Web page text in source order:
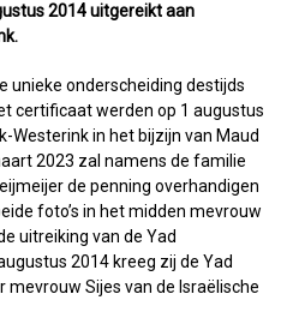
2014 uitgereikt aan
unieke onderscheiding destijds
certificaat werden op 1 augustus
Westerink in het bijzijn van Maud
2023 zal namens de familie
de penning overhandigen
foto’s in het midden mevrouw
uitreiking van de Yad
2014 kreeg zij de Yad
Sijes van de Israëlische